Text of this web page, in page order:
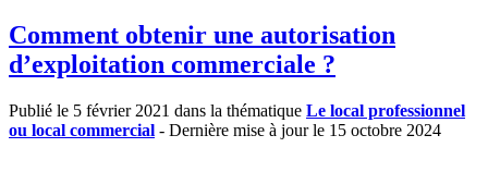
Comment obtenir une autorisation
d’exploitation commerciale ?
Publié le 5 février 2021 dans la thématique Le local professionnel
ou local commercial - Dernière mise à jour le 15 octobre 2024